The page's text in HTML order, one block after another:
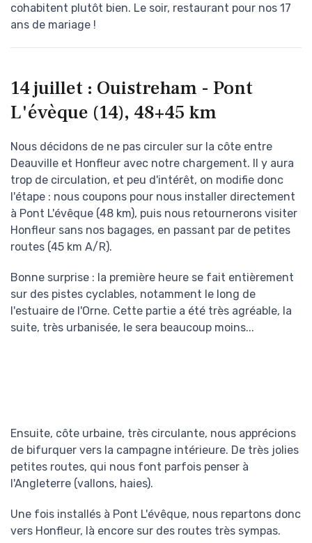
cohabitent plutôt bien. Le soir, restaurant pour nos 17
ans de mariage !
14 juillet : Ouistreham - Pont
L'évèque (14), 48+45 km
Nous décidons de ne pas circuler sur la côte entre
Deauville et Honfleur avec notre chargement. Il y aura
trop de circulation, et peu d'intérêt, on modifie donc
l'étape : nous coupons pour nous installer directement
à Pont L'évêque (48 km), puis nous retournerons visiter
Honfleur sans nos bagages, en passant par de petites
routes (45 km A/R).
Bonne surprise : la première heure se fait entièrement
sur des pistes cyclables, notamment le long de
l'estuaire de l'Orne. Cette partie a été très agréable, la
suite, très urbanisée, le sera beaucoup moins...
Ensuite, côte urbaine, très circulante, nous apprécions
de bifurquer vers la campagne intérieure. De très jolies
petites routes, qui nous font parfois penser à
l'Angleterre (vallons, haies).
Une fois installés à Pont L'évêque, nous repartons donc
vers Honfleur, là encore sur des routes très sympas.